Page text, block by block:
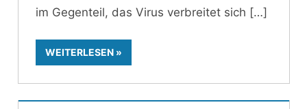
im Gegenteil, das Virus verbreitet sich
WEITERLESEN